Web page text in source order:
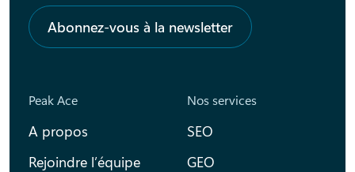
Abonnez-vous à la newsletter
Peak Ace
A propos
Rejoindre l’équipe
Nos services
SEO
GEO